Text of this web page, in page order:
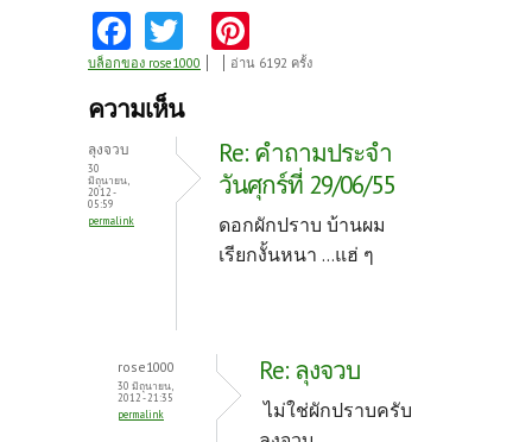
Fa
ce
b
k
w
itt
nt
es
t
บล็อกของ rose1000 อ่าน 6192 ครั้ง
ความเห็น
ลุงจวบ
30
มิถุนายน,
2012 -
05:59
permalink
Re: คำถามประจำ
วันศุกร์ที่ 29/06/55
ดอกผักปราบ บ้านผม
เรียกงั้นหนา ...แฮ่ ๆ
rose1000
30 มิถุนายน,
2012 - 21:35
permalink
Re: ลุงจวบ
ไม่ใช่ผักปราบครับ